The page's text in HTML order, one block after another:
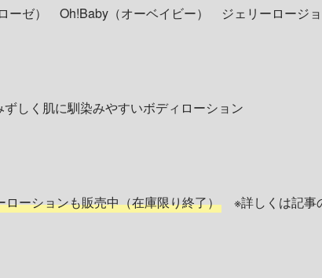
ーゼ） Oh!Baby（オーベイビー） ジェリーロージ
しく肌に馴染みやすいボディローション
ーションも販売中（在庫限り終了） ※詳しくは記事